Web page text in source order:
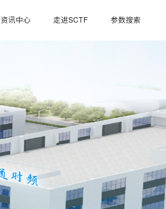
资讯中心 走进SCTF 参数搜索